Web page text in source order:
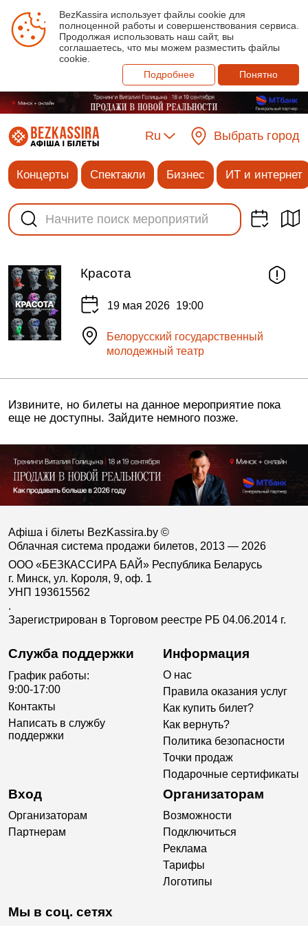
BezKassira использует файлы cookie для
полноценной работы и совершенствования сервиса.
Продолжая использовать наш сайт, вы
соглашаетесь, что мы можем разместить файлы
cookie.
Подробнее
Понятно
Ru Выбрать город
Концерты Спектакли Бизнес ИТ и интернет
Красота
19 мая 2026 19:00
Белорусский государственный
молодежный театр
Извините, но билеты на данное мероприятие пока
еще не доступны. Зайдите немного позже.
Афіша і білеты BezKassira.by ©
Облачная система продажи билетов, 2013 — 2026
ООО «БЕЗКАССИРА БАЙ» Республика Беларусь
г. Минск, ул. Короля, 9, оф. 1
УНП 193615562
.
Зарегистрирован в Торговом реестре РБ 04.06.2014 г.
Служба поддержки
График работы:
9:00-17:00
Контакты
Написать в службу
поддержки
Информация
О нас
Правила оказания услуг
Как купить билет?
Как вернуть?
Политика безопасности
Точки продаж
Подарочные сертификаты
Вход
Организаторам
Партнерам
Организаторам
Возможности
Подключиться
Реклама
Тарифы
Логотипы
Мы в соц. сетях